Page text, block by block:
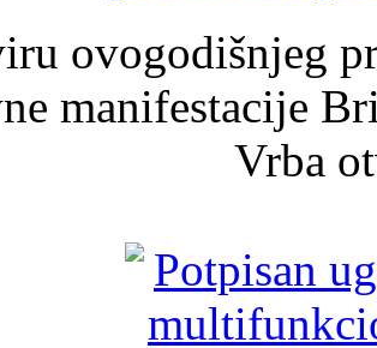
ovogodišnjeg
manifestacije
Vrba